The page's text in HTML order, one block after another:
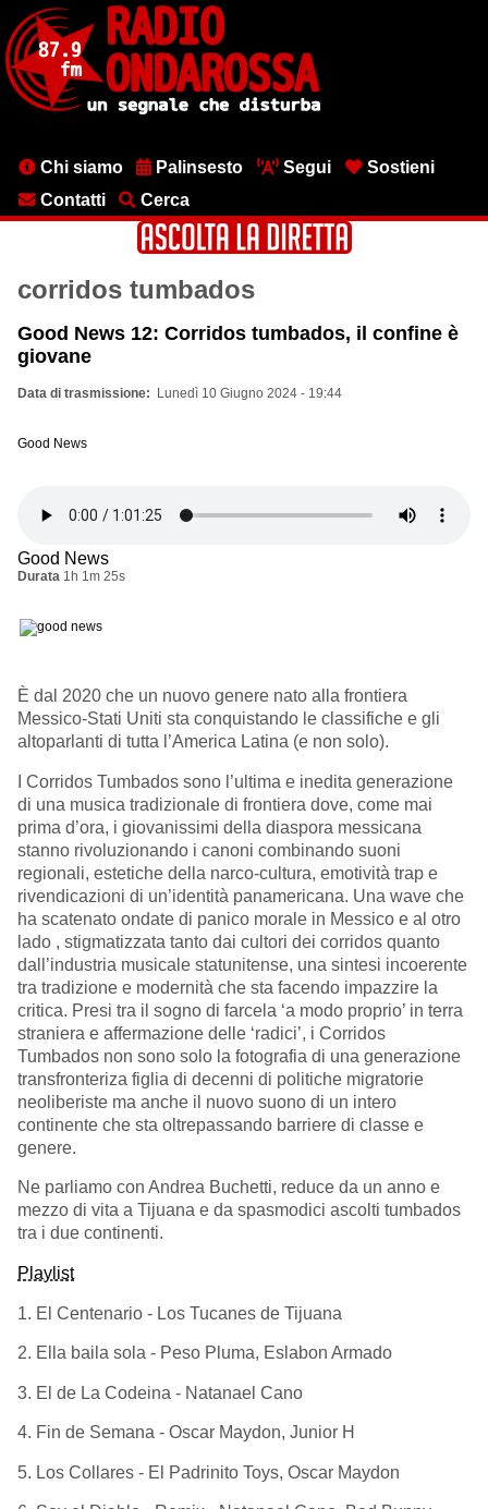
contenuto
principale
MenuChi siamo Palinsesto Segui
Sostieni
Contatti
Cerca
corridos tumbados
Good News 12: Corridos tumbados, il confine è
giovane
Data di trasmissione Lunedì 10 Giugno 2024 - 19:44
Good News
Good News
Durata 1h 1m 25s
È dal 2020 che un nuovo genere nato alla frontiera
Messico-Stati Uniti sta conquistando le classifiche e gli
altoparlanti di tutta l’America Latina (e non solo).
I Corridos Tumbados sono l’ultima e inedita generazione
di una musica tradizionale di frontiera dove, come mai
prima d’ora, i giovanissimi della diaspora messicana
stanno rivoluzionando i canoni combinando suoni
regionali, estetiche della narco-cultura, emotività trap e
rivendicazioni di un’identità panamericana. Una wave che
ha scatenato ondate di panico morale in Messico e al otro
lado , stigmatizzata tanto dai cultori dei corridos quanto
dall’industria musicale statunitense, una sintesi incoerente
tra tradizione e modernità che sta facendo impazzire la
critica. Presi tra il sogno di farcela ‘a modo proprio’ in terra
straniera e affermazione delle ‘radici’, i Corridos
Tumbados non sono solo la fotografia di una generazione
transfronteriza figlia di decenni di politiche migratorie
neoliberiste ma anche il nuovo suono di un intero
continente che sta oltrepassando barriere di classe e
genere.
Ne parliamo con Andrea Buchetti, reduce da un anno e
mezzo di vita a Tijuana e da spasmodici ascolti tumbados
tra i due continenti.
Playlist
1. El Centenario - Los Tucanes de Tijuana
2. Ella baila sola - Peso Pluma, Eslabon Armado
3. El de La Codeina - Natanael Cano
4. Fin de Semana - Oscar Maydon, Junior H
5. Los Collares - El Padrinito Toys, Oscar Maydon